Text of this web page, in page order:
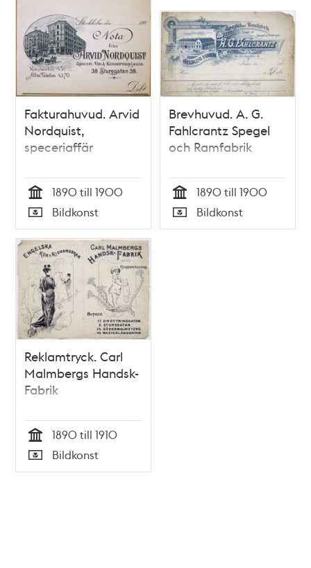
Fakturahuvud. Arvid
Nordquist,
speceriaffär
Tid
1890 till 1900
Typ
Bildkonst
Brevhuvud. A. G.
Fahlcrantz Spegel
och Ramfabrik
Tid
1890 till 1900
Typ
Bildkonst
Reklamtryck. Carl
Malmbergs Handsk-
Fabrik
Tid
1890 till 1910
Typ
Bildkonst